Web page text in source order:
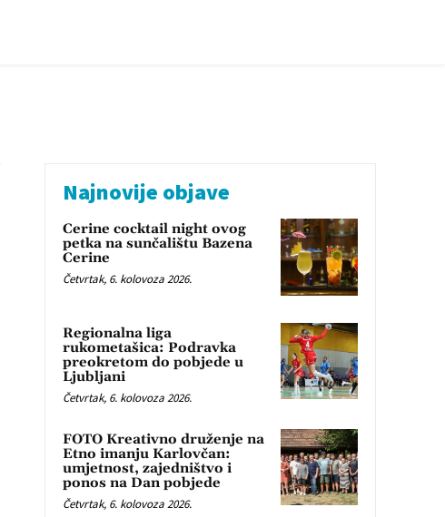
Najnovije objave
Cerine cocktail night ovog
petka na sunčalištu Bazena
Cerine
Četvrtak, 6. kolovoza 2026.
Regionalna liga
rukometašica: Podravka
preokretom do pobjede u
Ljubljani
Četvrtak, 6. kolovoza 2026.
FOTO Kreativno druženje na
Etno imanju Karlovčan:
umjetnost, zajedništvo i
ponos na Dan pobjede
Četvrtak, 6. kolovoza 2026.